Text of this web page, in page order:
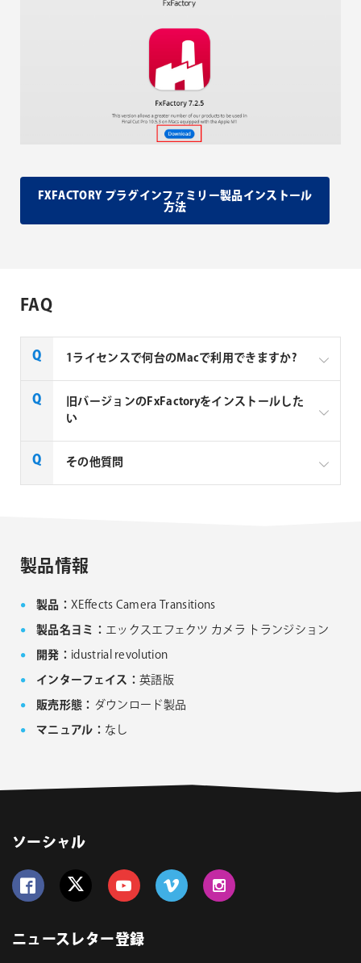
FXFACTORY プラグインファミリー製品インストール
方法
FAQ
1ライセンスで何台のMacで利用できますか?
Noise Industries社製品、FxFactory プラグインファミ
リー製品は、1ライセンスにつき1台のMacでのみ使用
旧バージョンのFxFactoryをインストールした
い
FxFactory 旧バージョンインストーラーページよりご
その他質問
製品情報
製品： XEffects Camera Transitions
製品名ヨミ： エックスエフェクツ カメラ トランジション
開発： idustrial revolution
インターフェイス： 英語版
販売形態： ダウンロード製品
マニュアル： なし
ソーシャル
ニュースレター登録